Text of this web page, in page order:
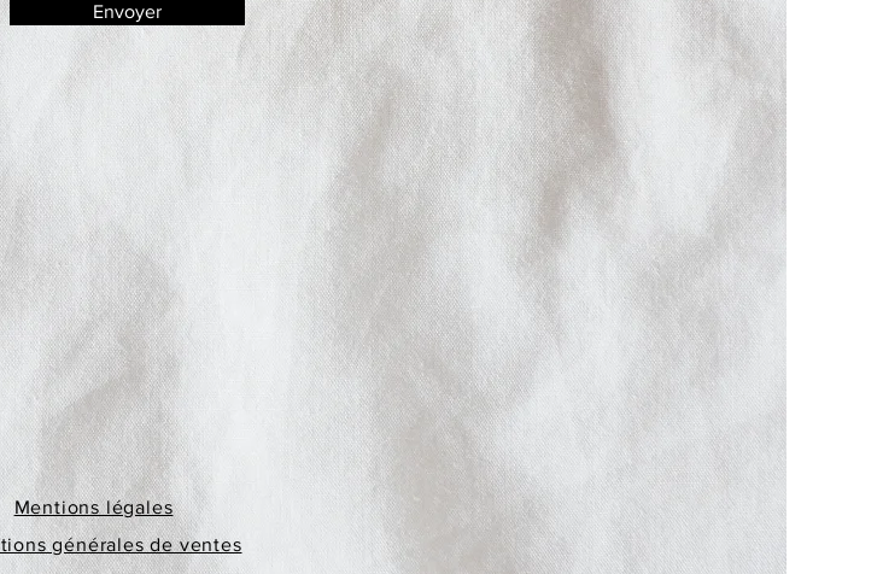
Envoyer
Mentions légales
générales de ventes